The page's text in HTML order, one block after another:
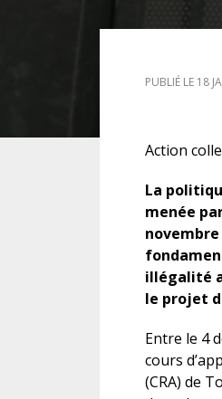
DROIT DES
DROIT
PUBLIÉ LE 18
Action
La
menée
illégalité
le projet
Entre le 4
cours
(CRA) de